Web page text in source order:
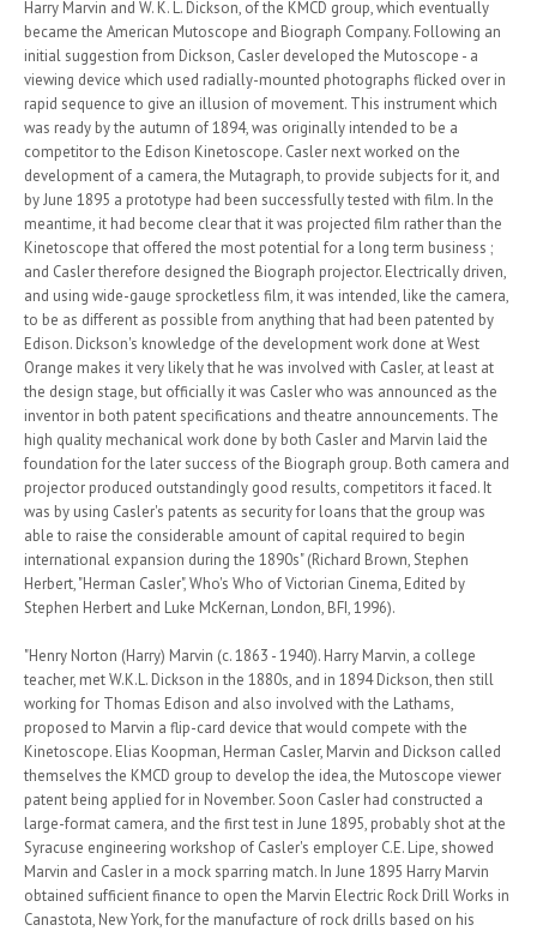
Harry Marvin and W. K. L. Dickson, of the KMCD group, which eventually
became the American Mutoscope and Biograph Company. Following an
initial suggestion from Dickson, Casler developed the Mutoscope - a
viewing device which used radially-mounted photographs flicked over in
rapid sequence to give an illusion of movement. This instrument which
was ready by the autumn of 1894, was originally intended to be a
competitor to the Edison Kinetoscope. Casler next worked on the
development of a camera, the Mutagraph, to provide subjects for it, and
by June 1895 a prototype had been successfully tested with film. In the
meantime, it had become clear that it was projected film rather than the
Kinetoscope that offered the most potential for a long term business ;
and Casler therefore designed the Biograph projector. Electrically driven,
and using wide-gauge sprocketless film, it was intended, like the camera,
to be as different as possible from anything that had been patented by
Edison. Dickson's knowledge of the development work done at West
Orange makes it very likely that he was involved with Casler, at least at
the design stage, but officially it was Casler who was announced as the
inventor in both patent specifications and theatre announcements. The
high quality mechanical work done by both Casler and Marvin laid the
foundation for the later success of the Biograph group. Both camera and
projector produced outstandingly good results, competitors it faced. It
was by using Casler's patents as security for loans that the group was
able to raise the considerable amount of capital required to begin
international expansion during the 1890s" (Richard Brown, Stephen
Herbert, "Herman Casler", Who's Who of Victorian Cinema, Edited by
Stephen Herbert and Luke McKernan, London, BFI, 1996).
"Henry Norton (Harry) Marvin (c. 1863 - 1940). Harry Marvin, a college
teacher, met W.K.L. Dickson in the 1880s, and in 1894 Dickson, then still
working for Thomas Edison and also involved with the Lathams,
proposed to Marvin a flip-card device that would compete with the
Kinetoscope. Elias Koopman, Herman Casler, Marvin and Dickson called
themselves the KMCD group to develop the idea, the Mutoscope viewer
patent being applied for in November. Soon Casler had constructed a
large-format camera, and the first test in June 1895, probably shot at the
Syracuse engineering workshop of Casler's employer C.E. Lipe, showed
Marvin and Casler in a mock sparring match. In June 1895 Harry Marvin
obtained sufficient finance to open the Marvin Electric Rock Drill Works in
Canastota, New York, for the manufacture of rock drills based on his